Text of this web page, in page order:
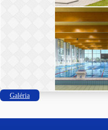
Galéria